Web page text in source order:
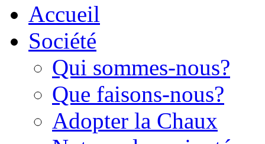
Accueil
Société
Qui sommes-nous?
Que faisons-nous?
Adopter la Chaux